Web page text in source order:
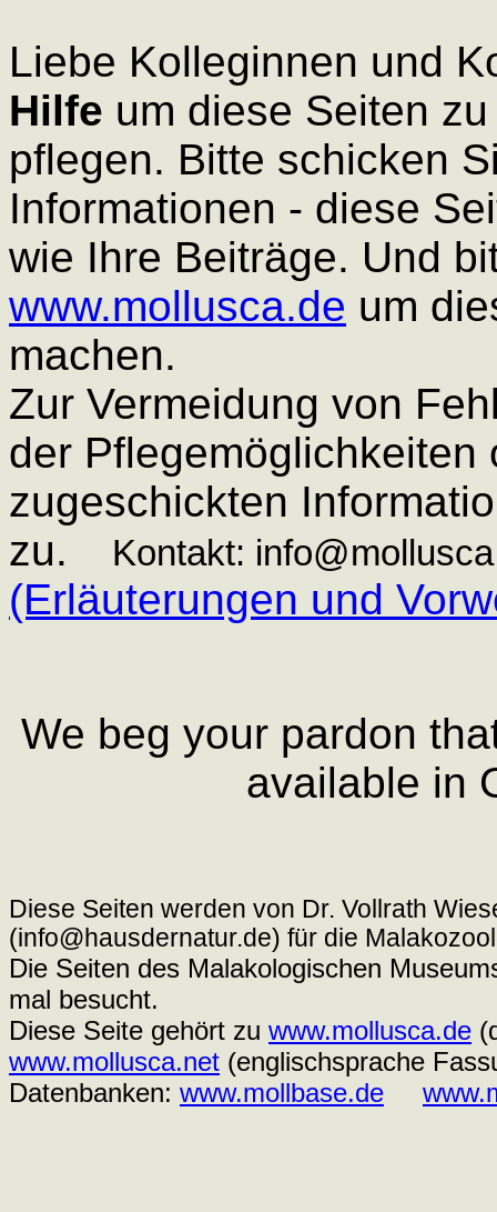
Liebe Kolleginnen und
Hilfe um diese Seiten
pflegen. Bitte schicken
Informationen - diese
wie Ihre Beiträge. Und
www.mollusca.de um
machen.
Zur Vermeidung von
der Pflegemöglichkeiten
zugeschickten
zu.
Kontakt:
(Erläuterungen und
We beg your pardon
available in
Diese Seiten werden von Dr. Vollrath
(info@hausdernatur.de) für die
Die Seiten des Malakologischen
mal besucht.
Diese Seite gehört zu www.mollusca.de
www.mollusca.net (englischsprache
Datenbanken: www.mollbase.de